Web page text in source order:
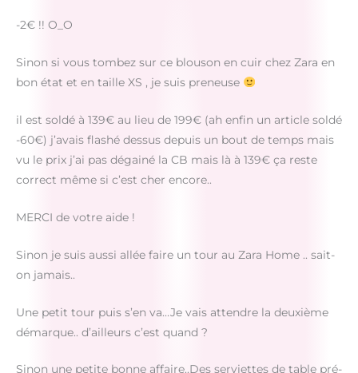
-2€ !! O_O
Sinon si vous tombez sur ce blouson en cuir chez Zara en
bon état et en taille XS , je suis preneuse
il est soldé à 139€ au lieu de 199€ (ah enfin un article soldé
-60€) j’avais flashé dessus depuis un bout de temps mais
vu le prix j’ai pas dégainé la CB mais là à 139€ ça reste
correct même si c’est cher encore..
MERCI de votre aide !
Sinon je suis aussi allée faire un tour au Zara Home .. sait-
on jamais..
Une petit tour puis s’en va…Je vais attendre la deuxième
démarque.. d’ailleurs c’est quand ?
Sinon une petite bonne affaire..Des serviettes de table pré-